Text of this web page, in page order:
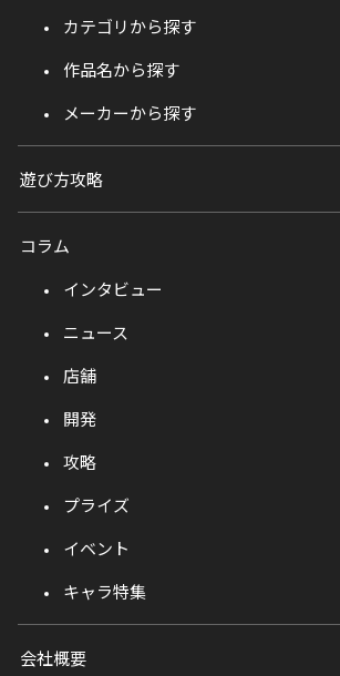
カテゴリから探す
作品名から探す
メーカーから探す
遊び方攻略
コラム
インタビュー
ニュース
店舗
開発
攻略
プライズ
イベント
キャラ特集
会社概要